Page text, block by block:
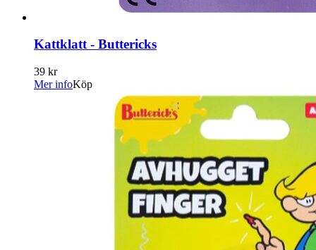
Kattklatt - Buttericks
39 kr
Mer infoKöp